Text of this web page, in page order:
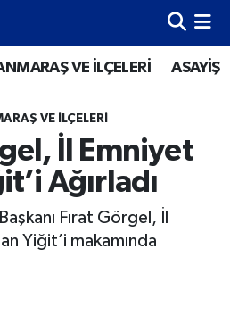
VE İLÇELERİ ASAYİŞ
VE İLÇELERİ
İl Emniyet
Ağırladı
Fırat Görgel, İl
Yiğit’i makamında
Eczaneler
Durumu
Vakitleri
Yoğunluk Haritası
ve Fikstür